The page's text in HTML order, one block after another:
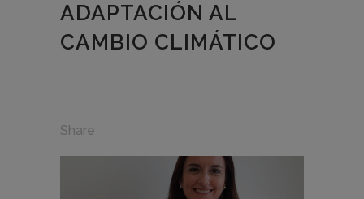
ADAPTACIÓN AL
CAMBIO CLIMÁTICO
Share